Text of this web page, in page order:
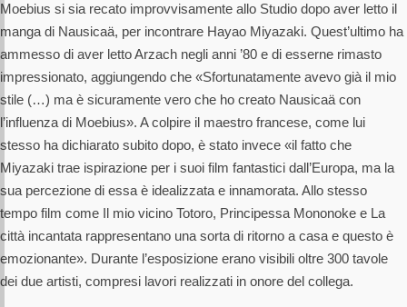
Moebius si sia recato improvvisamente allo Studio dopo aver letto il
manga di Nausicaä, per incontrare Hayao Miyazaki. Quest’ultimo ha
ammesso di aver letto Arzach negli anni ’80 e di esserne rimasto
impressionato, aggiungendo che «Sfortunatamente avevo già il mio
stile (…) ma è sicuramente vero che ho creato Nausicaä con
l’influenza di Moebius». A colpire il maestro francese, come lui
stesso ha dichiarato subito dopo, è stato invece «il fatto che
Miyazaki trae ispirazione per i suoi film fantastici dall’Europa, ma la
sua percezione di essa è idealizzata e innamorata. Allo stesso
tempo film come Il mio vicino Totoro, Principessa Mononoke e La
città incantata rappresentano una sorta di ritorno a casa e questo è
emozionante». Durante l’esposizione erano visibili oltre 300 tavole
dei due artisti, compresi lavori realizzati in onore del collega.